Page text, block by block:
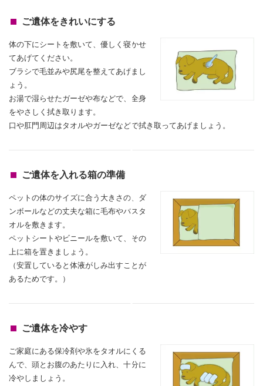
ご遺体をきれいにする
体の下にシートを敷いて、優しく寝かせ
てあげてください。
ブラシで毛並みや尻尾を整えてあげまし
ょう。
お湯で湿らせたガーゼや布などで、全身
をやさしく拭き取ります。
口や肛門周辺はタオルやガーゼなどで拭き取ってあげましょう。
ご遺体を入れる箱の準備
ペットの体のサイズに合う大きさの、ダ
ンボールなどの丈夫な箱に毛布やバスタ
オルを敷きます。
ペットシートやビニールを敷いて、その
上に箱を置きましょう。
（安置していると体液がしみ出すことが
あるためです。）
ご遺体を冷やす
ご家庭にある保冷剤や氷をタオルにくる
んで、頭とお腹のあたりに入れ、 十分に
冷やしましょう。